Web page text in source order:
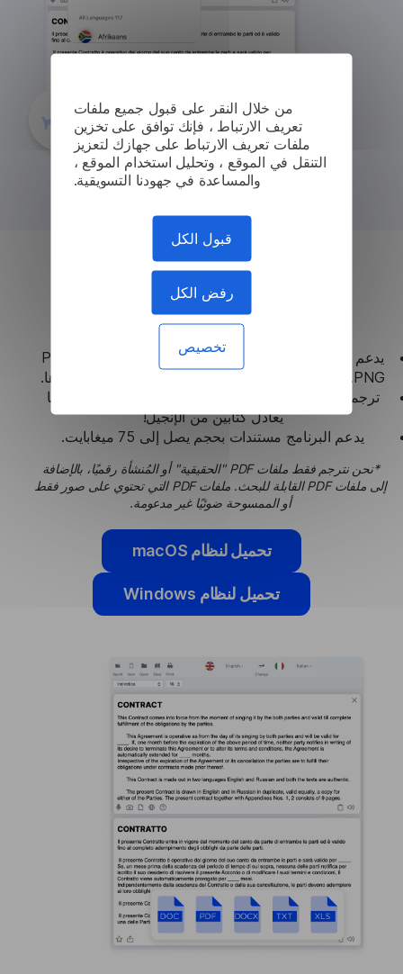
من خلال النقر على قبول جميع ملفات
تعريف الارتباط ، فإنك توافق على تخزين
ملفات تعريف الارتباط على جهازك لتعزيز
التنقل في الموقع ، وتحليل استخدام الموقع ،
والمساعدة في جهودنا التسويقية.
قبول الكل
رفض الكل
تخصيص
ترجمة مستندات بعدة صيغ
يدعم ترجمة أنواع مختلفة من الملفات، بما في ذلك: .PDF*،
.DOCX، .DOC، .ODT، .RTF، .TXT، .JPG، .PNG، وغيرها.
ترجمة مستندات يصل حجمها إلى 5,000,000 حرف — ما
يعادل كتابين من الإنجيل!
يدعم البرنامج مستندات بحجم يصل إلى 75 ميغابايت.
*نحن نترجم فقط ملفات PDF "الحقيقية" أو المُنشأة رقميًا، بالإضافة
إلى ملفات PDF القابلة للبحث. ملفات PDF التي تحتوي على صور فقط
أو الممسوحة ضوئيًا غير مدعومة.
تحميل لنظام macOS
تحميل لنظام Windows